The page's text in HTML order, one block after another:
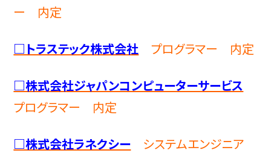
ー 内定
□トラステック株式会社 プログラマー 内定
□株式会社ジャパンコンピューターサービス
プログラマー 内定
□株式会社ラネクシー
システムエンジニア